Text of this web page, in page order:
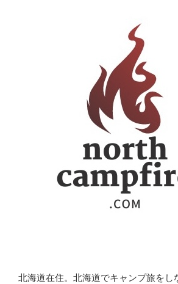
北海道在住。北海道でキャンプ旅をし